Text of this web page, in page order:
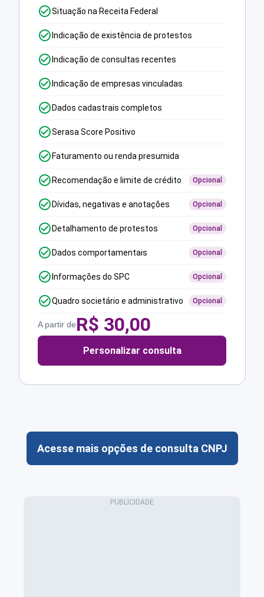
Situação na Receita Federal
Indicação de existência de protestos
Indicação de consultas recentes
Indicação de empresas vinculadas
Dados cadastrais completos
Serasa Score Positivo
Faturamento ou renda presumida
Recomendação e limite de crédito Opcional
Dívidas, negativas e anotações Opcional
Detalhamento de protestos Opcional
Dados comportamentais Opcional
Informações do SPC Opcional
Quadro societário e administrativo Opcional
A partir deR$ 30,00
Personalizar consulta
Acesse mais opções de consulta CNPJ